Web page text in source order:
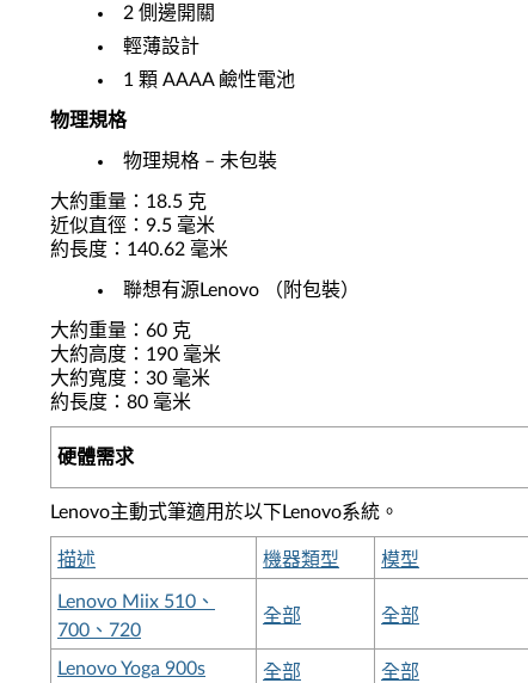
2 側邊開關
輕薄設計
1 顆 AAAA 鹼性電池
物理規格
物理規格 – 未包裝
大約重量：18.5 克
近似直徑：9.5 毫米
約長度：140.62 毫米
聯想有源Lenovo （附包裝）
大約重量：60 克
大約高度：190 毫米
大約寬度：30 毫米
約長度：80 毫米
硬體需求
Lenovo主動式筆適用於以下Lenovo系統。
描述 機器類型 模型
Lenovo Miix 510、
700、720
全部 全部
Lenovo Yoga 900s 全部 全部